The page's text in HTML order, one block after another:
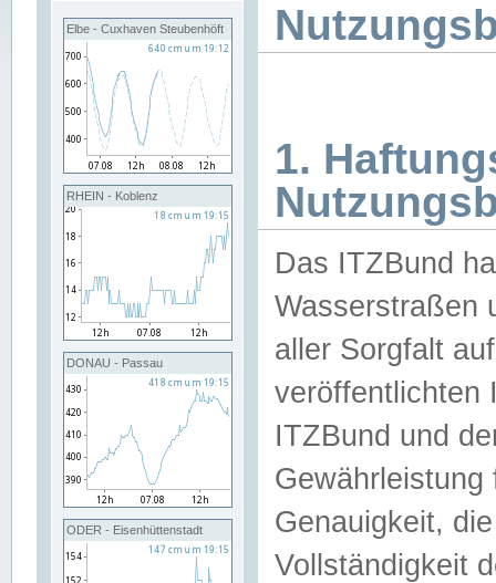
Elbe - Cuxhaven Steubenhöft
RHEIN - Koblenz
DONAU - Passau
ODER - Eisenhüttenstadt
1.
Das ITZBund
Wasserstraßen
aller Sorgfalt
veröffentlichten
ITZBund und
Genauigkeit,
Vollständigkeit